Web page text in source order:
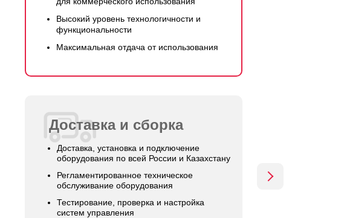
Высокий уровень технологичности и
функциональности
Максимальная отдача от использования
Доставка и сборка
Доставка, установка и подключение
оборудования по всей России и Казахстану
Регламентированное техническое
обслуживание оборудования
Тестирование, проверка и настройка
систем управления